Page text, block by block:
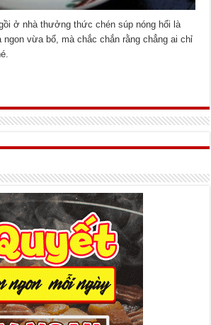
ở nhà thưởng thức chén súp nóng hổi là
vừa bổ, mà chắc chắn rằng chẳng ai chỉ